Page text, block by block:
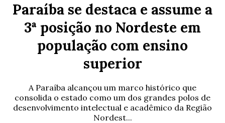
Paraíba se destaca e assume a
3ª posição no Nordeste em
população com ensino
superior
A Paraíba alcançou um marco histórico que
consolida o estado como um dos grandes polos de
desenvolvimento intelectual e acadêmico da Região
Nordest...